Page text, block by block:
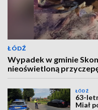
ŁÓDŹ
Wypadek w gminie
nieoświetloną
ŁÓDŹ
63-
Miał